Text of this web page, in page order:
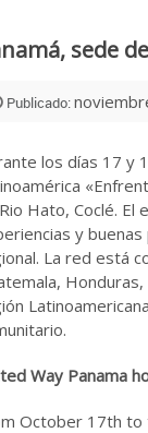
sede
Publicado:
los días 17 y
Hato, Coclé.
y
La red está
Way Panama
October 17th to